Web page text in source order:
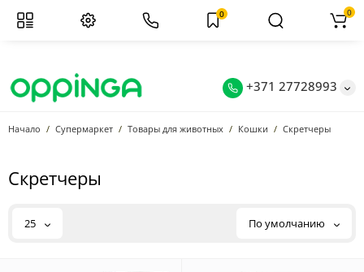
+371 27728993
0 0
Начало Супермаркет Товары для животных Кошки Скретчеры
Скретчеры
25 По умолчанию